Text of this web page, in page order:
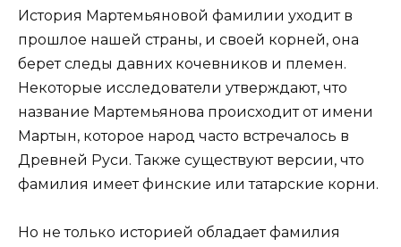
История Мартемьяновой фамилии уходит в
прошлое нашей страны, и своей корней, она
берет следы давних кочевников и племен.
Некоторые исследователи утверждают, что
название Мартемьянова происходит от имени
Мартын, которое народ часто встречалось в
Древней Руси. Также существуют версии, что
фамилия имеет финские или татарские корни.
Но не только историей обладает фамилия